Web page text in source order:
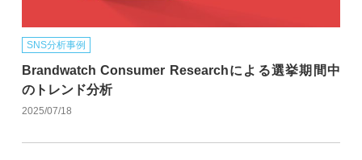
SNS分析事例
Brandwatch Consumer Researchによる選挙期間中
のトレンド分析
2025/07/18